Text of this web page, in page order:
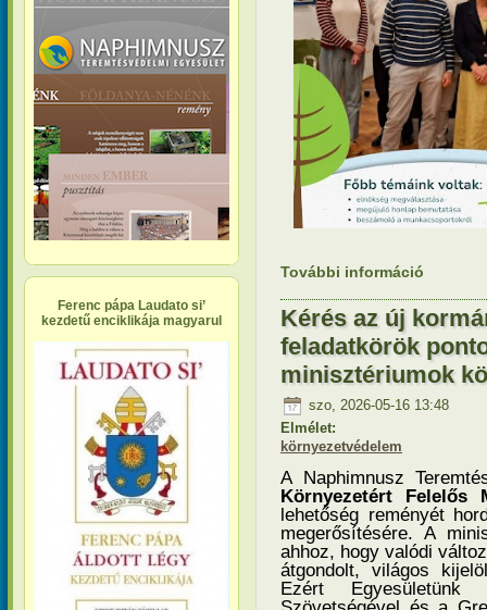
Ferenc pápa Laudato si’
kezdetű enciklikája magyarul
További információ
Kérés az új
feladatkörök
minisztériumok
szo, 2026-05-16 13:48
Elmélet:
környezetvédelem
A Naphimnusz
Környezetért Felelős
lehetőség reményét
megerősítésére. A
ahhoz, hogy valódi
átgondolt, világos
Ezért